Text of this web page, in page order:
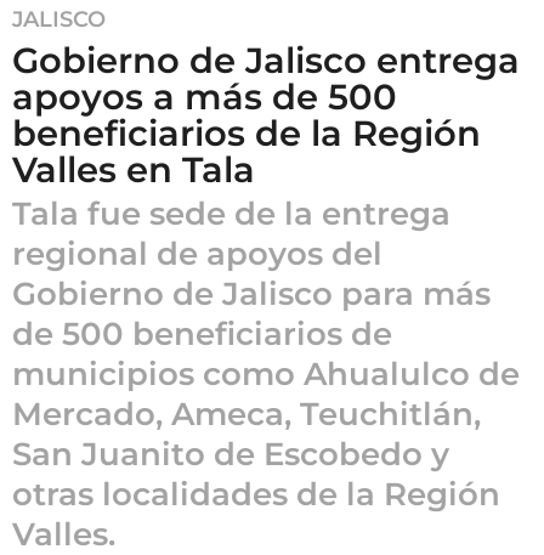
1
m
e
s
a
g
o
m
e
s
a
g
o
JALISCO
Gobierno de Jalisco entrega
apoyos a más de 500
beneficiarios de la Región
Valles en Tala
Tala fue sede de la entrega
regional de apoyos del
Gobierno de Jalisco para más
de 500 beneficiarios de
municipios como Ahualulco de
Mercado, Ameca, Teuchitlán,
San Juanito de Escobedo y
otras localidades de la Región
Valles.